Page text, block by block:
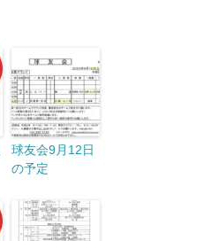
球友会9月12日
の予定